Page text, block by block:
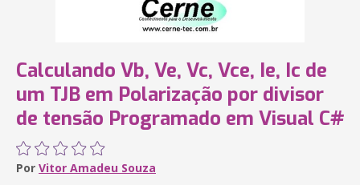
Calculando Vb, Ve, Vc, Vce, Ie, Ic de
um TJB em Polarização por divisor
de tensão Programado em Visual C#
Por Vitor Amadeu Souza